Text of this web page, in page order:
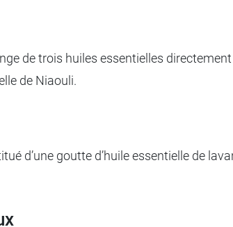
de trois huiles essentielles
de Niaouli.
d’une goutte d’huile essentielle de